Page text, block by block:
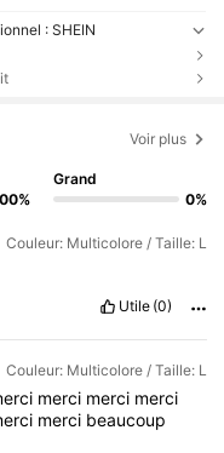
: SHEIN
Voir plus
Grand
0%
Couleur: Multicolore / Taille: L
Utile (0)
Couleur: Multicolore / Taille: L
merci merci merci
merci beaucoup